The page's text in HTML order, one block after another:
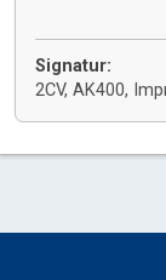
Signatur:
2CV, AK400,